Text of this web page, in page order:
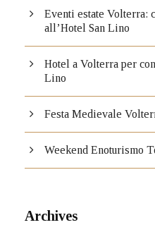
Eventi estate Volterra:
all’Hotel San Lino
Hotel a Volterra per
Lino
Festa Medievale
Weekend Enoturismo
Archives